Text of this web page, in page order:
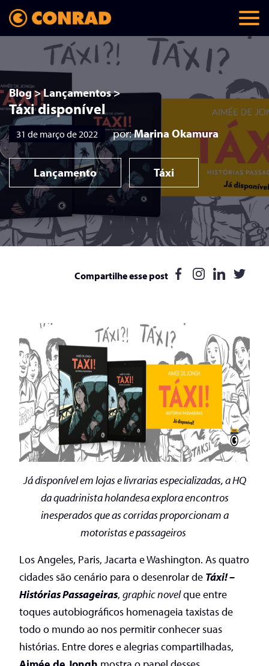
Blog>Lançamentos>
Táxi disponível
31 de março de 2022 por:Marina Okamura
Lançamento Táxi
Compartilhe esse post
Já disponível em lojas e livrarias especializadas, aHQ
da quadrinista holandesaexplora encontros
inesperados que as corridas proporcionam a
motoristas e passageiros
Los Angeles, Paris, Jacarta e Washington. As quatro
cidades são cenário para o desenrolar de Táxi! –
Histórias Passageiras, graphic novelque entre
toques autobiográficos homenageia taxistas de
todo o mundo ao nos permitir conhecer suas
histórias. Entre dores e alegrias compartilhadas,